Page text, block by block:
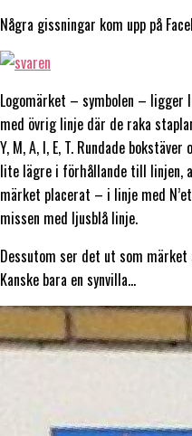
Några gissningar kom upp på
Logomärket – symbolen –
med övrig linje där de raka
Y, M, A, I, E, T. Rundade
lite lägre i förhållande till linjen,
märket placerat – i linje med
missen med ljusblå linje.
Dessutom ser det ut som
Kanske bara en synvilla…